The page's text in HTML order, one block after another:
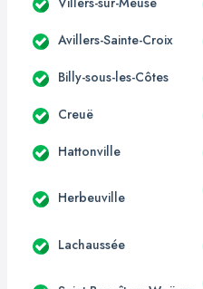
Avillers-Sainte-Croix
Billy-sous-les-Côtes
Creuë
Hattonville
Herbeuville
Lachaussée